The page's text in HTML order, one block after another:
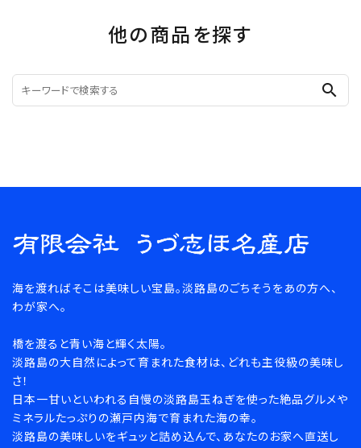
他の商品を探す
search
海を渡ればそこは美味しい宝島。淡路島のごちそうをあの方へ、
わが家へ。
橋を渡ると青い海と輝く太陽。
淡路島の大自然によって育まれた食材は、どれも主役級の美味し
さ！
日本一甘いといわれる自慢の淡路島玉ねぎを使った絶品グルメや
ミネラルたっぷりの瀬戸内海で育まれた海の幸。
淡路島の美味しいをギュッと詰め込んで、あなたのお家へ直送し